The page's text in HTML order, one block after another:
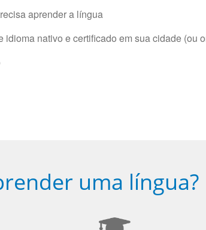
aprender a língua
idioma nativo e certificado em sua cidade (ou
uma língua?